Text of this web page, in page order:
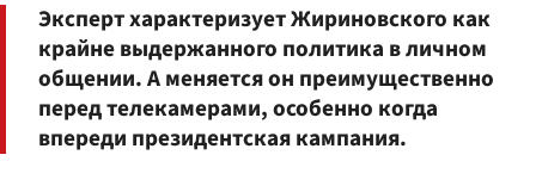
Эксперт характеризует Жириновского как
крайне выдержанного политика в личном
общении. А меняется он преимущественно
перед телекамерами, особенно когда
впереди президентская кампания.